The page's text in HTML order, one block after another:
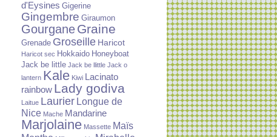
d'Eysines Gigerine
Gingembre Giraumon
GourganeGraine
Grenade Groseille Haricot
Haricot sec Hokkaido Honeyboat
Jack be little Jack be llittle Jack o
lantern Kale Kiwi
Lacinato
rainbow Lady godiva
Laitue Laurier Longue de
Nice Mache Mandarine
Marjolaine Massette Maïs